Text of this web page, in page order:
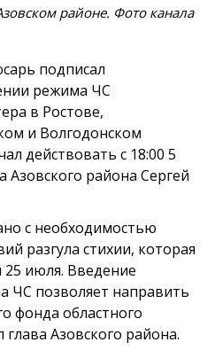
районе. Фото канала
подписал
режима ЧС
в Ростове,
и Волгодонском
действовать с 18:00 5
Азовского района Сергей
с необходимостью
разгула стихии, которая
июля. Введение
ЧС позволяет направить
фонда областного
Азовского района.